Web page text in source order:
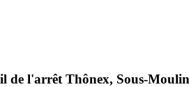
de l'arrêt Thônex, Sous-